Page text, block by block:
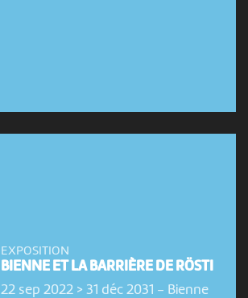
EXPOSITION
BIENNE ET LA BARRIÈRE DE RÖSTI
22 sep 2022 > 31 déc 2031 - Bienne